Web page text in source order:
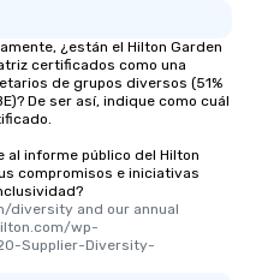
¿están el Hilton Garden
certificados como una
de grupos diversos (51%
De ser así, indique como cuál
al informe público del Hilton
compromisos e iniciativas
diversity and our annual
wp-
Supplier-Diversity-